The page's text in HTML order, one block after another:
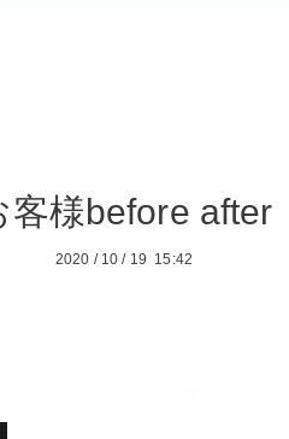
客様before after
2020 / 10 / 19 15:42